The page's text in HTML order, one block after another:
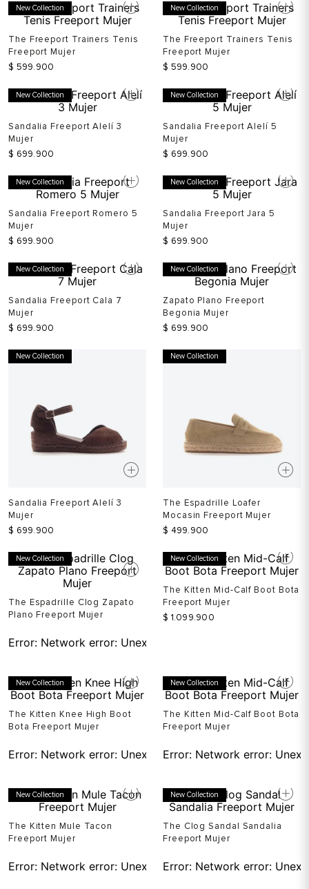
New Collection
The Freeport Trainers Tenis
Freeport Mujer
$ 599.900
New Collection
The Freeport Trainers Tenis
Freeport Mujer
$ 599.900
New Collection
Sandalia Freeport Alelí 3
Mujer
$ 699.900
New Collection
Sandalia Freeport Alelí 5
Mujer
$ 699.900
New Collection
Sandalia Freeport Romero 5
Mujer
$ 699.900
New Collection
Sandalia Freeport Jara 5
Mujer
$ 699.900
New Collection
Sandalia Freeport Cala 7
Mujer
$ 699.900
New Collection
Zapato Plano Freeport
Begonia Mujer
$ 699.900
New Collection
Sandalia Freeport Alelí 3
Mujer
$ 699.900
New Collection
The Espadrille Loafer
Mocasin Freeport Mujer
$ 499.900
New Collection
The Espadrille Clog Zapato
Plano Freeport Mujer
Error: Network error: Unexpected token T in JSON at
New Collection
The Kitten Mid-Calf Boot Bota
Freeport Mujer
$ 1.099.900
New Collection
The Kitten Knee High Boot
Bota Freeport Mujer
Error: Network error: Unexpected token T in JSON at
New Collection
The Kitten Mid-Calf Boot Bota
Freeport Mujer
Error: Network error:
New Collection
The Kitten Mule Tacon
Freeport Mujer
Error: Network error: Unexpected token T in JSON at
New Collection
The Clog Sandal Sandalia
Freeport Mujer
Error: Network error: